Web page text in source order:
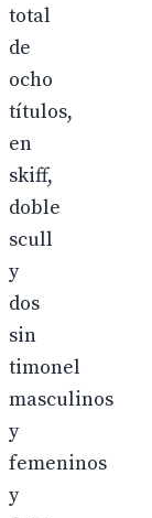
total
de
ocho
títulos,
en
skiff,
doble
scull
y
dos
sin
timonel
masculinos
y
femeninos
y